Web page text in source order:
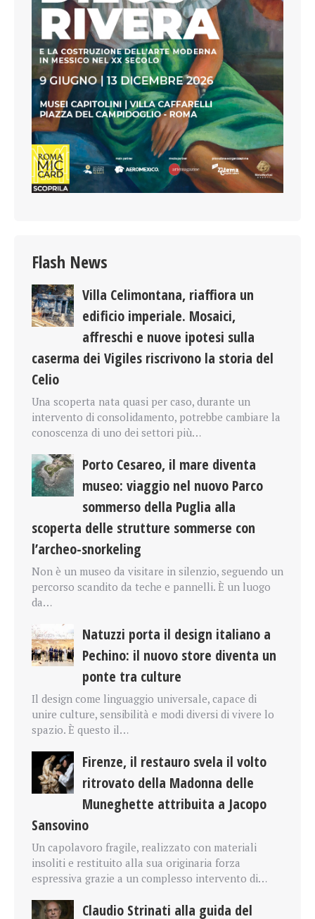
Flash News
Villa Celimontana, riaffiora un
edificio imperiale. Mosaici,
affreschi e nuove ipotesi sulla
caserma dei Vigiles riscrivono la storia del
Celio
Una scoperta nata quasi per caso, durante un
intervento di consolidamento, potrebbe cambiare la
conoscenza di uno dei settori più…
Porto Cesareo, il mare diventa
museo: viaggio nel nuovo Parco
sommerso della Puglia alla
scoperta delle strutture sommerse con
l’archeo-snorkeling
Non è un museo da visitare in silenzio, seguendo un
percorso scandito da teche e pannelli. È un luogo
da…
Natuzzi porta il design italiano a
Pechino: il nuovo store diventa un
ponte tra culture
Il design come linguaggio universale, capace di
unire culture, sensibilità e modi diversi di vivere lo
spazio. È questo il…
Firenze, il restauro svela il volto
ritrovato della Madonna delle
Muneghette attribuita a Jacopo
Sansovino
Un capolavoro fragile, realizzato con materiali
insoliti e restituito alla sua originaria forza
espressiva grazie a un complesso intervento di…
Claudio Strinati alla guida del